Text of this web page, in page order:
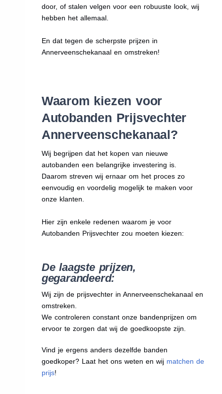
door, of stalen velgen voor een robuuste look, wij
hebben het allemaal.
En dat tegen de scherpste prijzen in
Annerveenschekanaal en omstreken!
Waarom kiezen voor
Autobanden Prijsvechter
Annerveenschekanaal?
Wij begrijpen dat het kopen van nieuwe
autobanden een belangrijke investering is.
Daarom streven wij ernaar om het proces zo
eenvoudig en voordelig mogelijk te maken voor
onze klanten.
Hier zijn enkele redenen waarom je voor
Autobanden Prijsvechter zou moeten kiezen:
De laagste prijzen,
gegarandeerd:
Wij zijn de prijsvechter in Annerveenschekanaal en
omstreken.
We controleren constant onze bandenprijzen om
ervoor te zorgen dat wij de goedkoopste zijn.
Vind je ergens anders dezelfde banden
goedkoper? Laat het ons weten en wij matchen de
prijs!